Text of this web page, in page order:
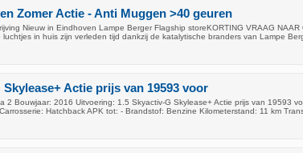
Zomer Actie - Anti Muggen >40 geuren
Nieuw in Eindhoven Lampe Berger Flagship storeKORTING VRAAG NAAR
in huis zijn verleden tijd dankzij de katalytische branders van Lampe
Skylease+ Actie prijs van 19593 voor
2 Bouwjaar: 2016 Uitvoering: 1.5 Skyactiv-G Skylease+ Actie prijs van 19593
Hatchback APK tot: - Brandstof: Benzine Kilometerstand: 11 km